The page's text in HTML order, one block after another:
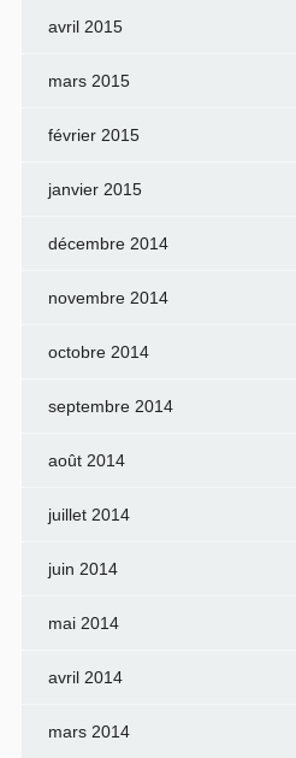
avril 2015
mars 2015
février 2015
janvier 2015
décembre 2014
novembre 2014
octobre 2014
septembre 2014
août 2014
juillet 2014
juin 2014
mai 2014
avril 2014
mars 2014